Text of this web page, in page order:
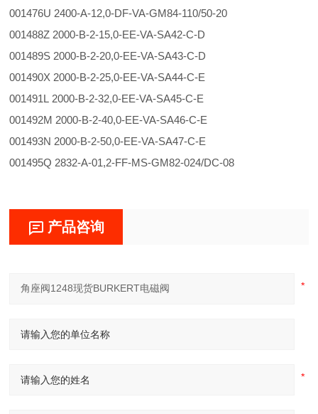
001476U 2400-A-12,0-DF-VA-GM84-110/50-20
001488Z 2000-B-2-15,0-EE-VA-SA42-C-D
001489S 2000-B-2-20,0-EE-VA-SA43-C-D
001490X 2000-B-2-25,0-EE-VA-SA44-C-E
001491L 2000-B-2-32,0-EE-VA-SA45-C-E
001492M 2000-B-2-40,0-EE-VA-SA46-C-E
001493N 2000-B-2-50,0-EE-VA-SA47-C-E
001495Q 2832-A-01,2-FF-MS-GM82-024/DC-08
产品咨询